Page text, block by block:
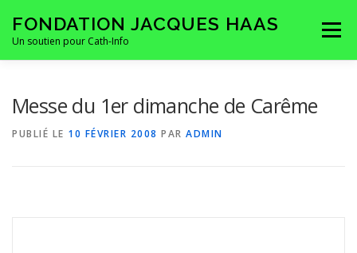
contenu
FONDATION JACQUES HAAS
Un soutien pour Cath-Info
Menu
Messe du 1er dimanche de Carême
PUBLIÉ LE 10 FÉVRIER 2008 PAR ADMIN